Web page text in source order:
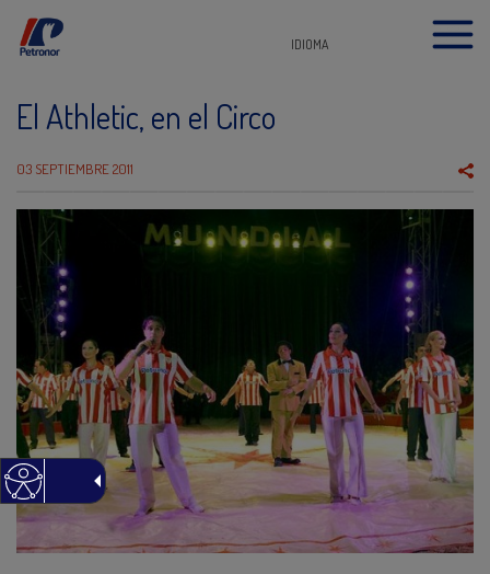
IDIOMA
El Athletic, en el Circo
03 SEPTIEMBRE 2011